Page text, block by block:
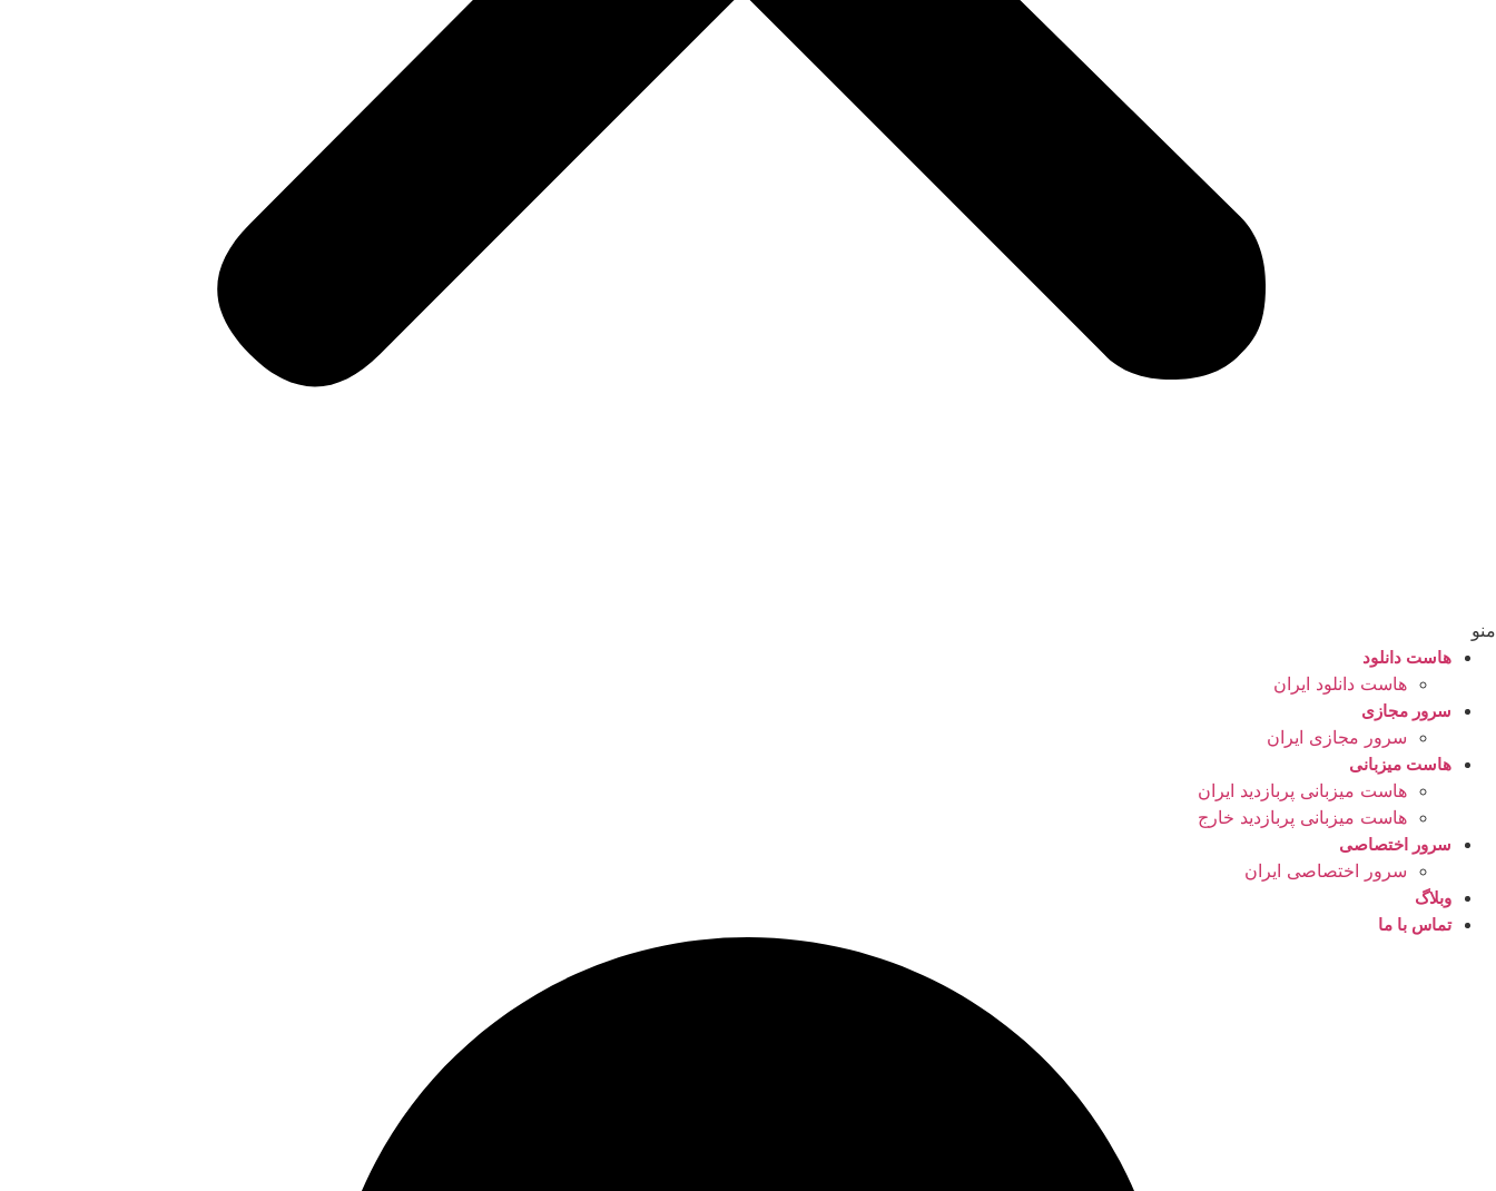
منو
هاست دانلود
هاست دانلود ایران
سرور مجازی
سرور مجازی ایران
هاست میزبانی
هاست میزبانی پربازدید ایران
هاست میزبانی پربازدید خارج
سرور اختصاصی
سرور اختصاصی ایران
وبلاگ
تماس با ما